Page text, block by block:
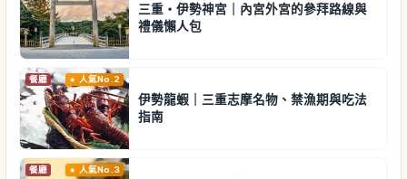
三重・伊勢神宮｜內宮外宮的參拜路線與
禮儀懶人包
餐廳 人氣No.2
伊勢龍蝦｜三重志摩名物、禁漁期與吃法
指南
餐廳 人氣No.3